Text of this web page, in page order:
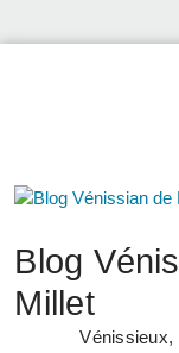
Blog
Millet
Vénissieux,